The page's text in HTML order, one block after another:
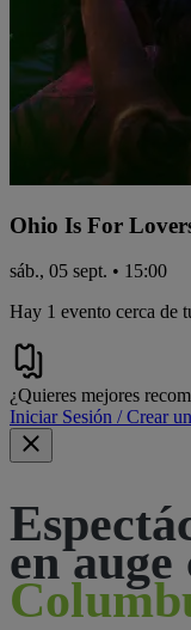
Ohio Is For
sáb., 05 sept. • 15:00
Hay 1 evento cerca de
¿Quieres mejores
Iniciar Sesión / Crear
en auge